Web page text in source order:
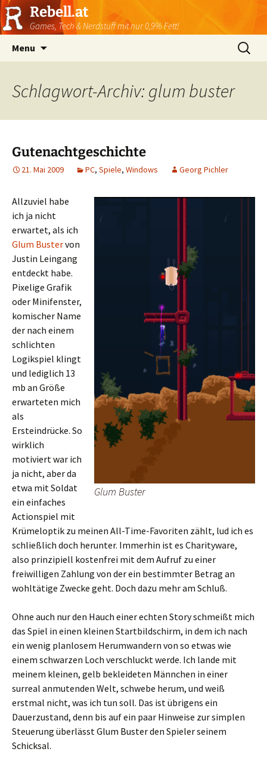
Rebell.at
Games, Tech & Nerdstuff mit nur 0,9% Fett!
Menu
Suchen
nach:
Schlagwort-Archiv: glum buster
Gutenachtgeschichte
21. Mai 2009 PC, Spiele, Windows Georg Pichler
Glum Buster
Allzuviel habe
ich ja nicht
erwartet, als ich
Glum Bustervon
Justin Leingang
entdeckt habe.
Pixelige Grafik
oder Minifenster,
komischer Name
der nach einem
schlichten
Logikspiel klingt
und lediglich 13
mb an Größe
erwarteten mich
als
Ersteindrücke. So
wirklich
motiviert war ich
ja nicht, aber da
etwa mit Soldat
ein einfaches
Actionspiel mit
Krümeloptik zu meinen All-Time-Favoriten zählt, lud ich es
schließlich doch herunter. Immerhin ist es Charityware,
also prinzipiell kostenfrei mit dem Aufruf zu einer
freiwilligen Zahlung von der ein bestimmter Betrag an
wohltätige Zwecke geht. Doch dazu mehr am Schluß.
Ohne auch nur den Hauch einer echten Story schmeißt mich
das Spiel in einen kleinen Startbildschirm, in dem ich nach
ein wenig planlosem Herumwandern von so etwas wie
einem schwarzen Loch verschluckt werde. Ich lande mit
meinem kleinen, gelb bekleideten Männchen in einer
surreal anmutenden Welt, schwebe herum, und weiß
erstmal nicht, was ich tun soll. Das ist übrigens ein
Dauerzustand, denn bis auf ein paar Hinweise zur simplen
Steuerung überlässt Glum Buster den Spieler seinem
Schicksal.